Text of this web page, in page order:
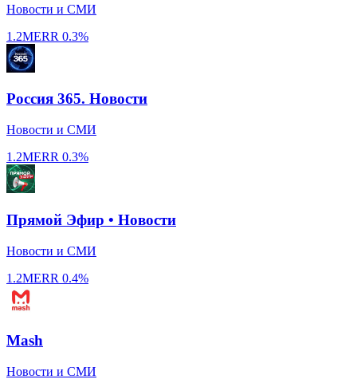
Новости и СМИ
1.2MERR 0.3%
Россия 365. Новости
Новости и СМИ
1.2MERR 0.3%
Прямой Эфир • Новости
Новости и СМИ
1.2MERR 0.4%
Mash
Новости и СМИ